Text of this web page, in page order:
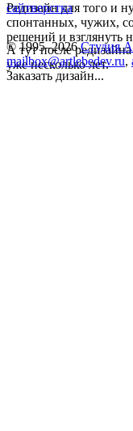
Редизайн для того и
спонтанных, чужих,
решений и взглянуть
А тут после
уже несколько лет.
сайтверстка
© 1995–2026 Студия
mailbox@artlebedev.ru,
Заказать дизайн...